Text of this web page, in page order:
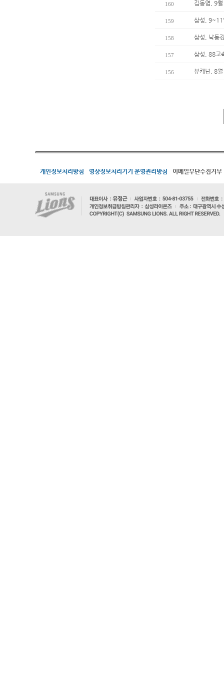
160 김동엽, 9
159 삼성, 9~11
158 삼성, 낙동
157 삼성, 88고
156 뷰캐넌, 8
개인정보처리방침 영상정보처리기기 운영관리방침 이메일무단수집거부